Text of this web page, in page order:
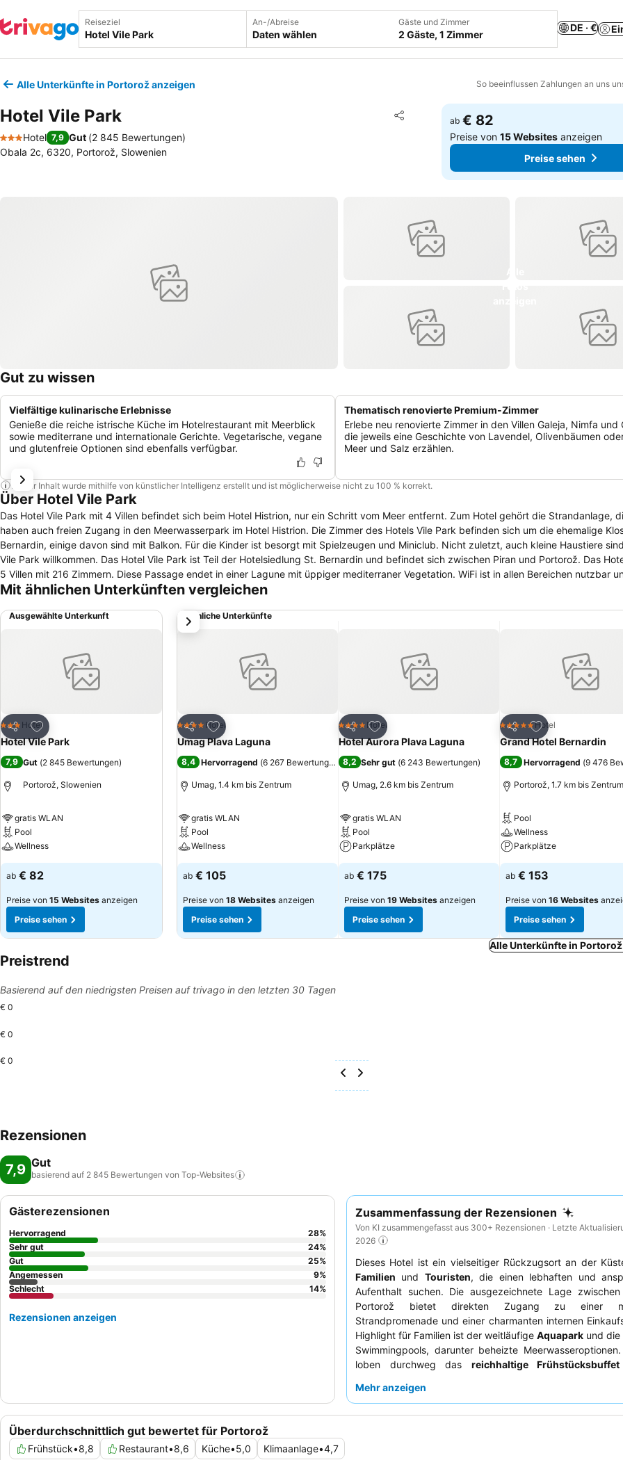
Reiseziel An-/Abreise
Daten wählen
Gäste und Zimmer
2 Gäste, 1 Zimmer
DE · €
Alle Unterkünfte in Portorož anzeigen So beeinflussen Zahlungen an uns
Hotel Vile Park Teilen
Zu Favoriten hinzufügen
3 Sterne
Hotel 7,9 Gut (2 845 Bewertungen)
Obala 2c, 6320, Portorož, Slowenien
ab € 82
Preise von15 Websites anzeigen
Preise sehen
Gut zu wissen
Vielfältige kulinarische Erlebnisse
Genieße die reiche istrische Küche im Hotelrestaurant mit Meerblick
sowie mediterrane und internationale Gerichte. Vegetarische, vegane
und glutenfreie Optionen sind ebenfalls verfügbar.
Thematisch renovierte Premium-Zimmer
Erlebe neu renovierte Zimmer in den Villen Galeja, Nimfa und
die jeweils eine Geschichte von Lavendel, Olivenbäumen
Meer und Salz erzählen.
Dieser Inhalt wurde mithilfe von künstlicher Intelligenz erstellt und ist möglicherweise nicht zu 100 % korrekt.
Über Hotel Vile Park
Das Hotel Vile Park mit 4 Villen befindet sich beim Hotel Histrion, nur ein Schritt vom Meer entfernt. Zum Hotel gehört die Strandanlage,
haben auch freien Zugang in den Meerwasserpark im Hotel Histrion. Die Zimmer des Hotels Vile Park befinden sich um die ehemalige
Bernardin, einige davon sind mit Balkon. Für die Kinder ist besorgt mit Spielzeugen und Miniclub. Nicht zuletzt, auch kleine Haustiere
Vile Park willkommen. Das Hotel Vile Park ist Teil der Hotelsiedlung St. Bernardin und befindet sich zwischen Piran und Portorož. Das Hotel verbindet
5 Villen mit 216 Zimmern. Diese Passage endet in einer Lagune mit üppiger mediterraner Vegetation. WiFi ist in allen Bereichen nutzbar
kostenlos. Kostenlose Parkplätze auf dem Parkplatz des Hotels.
Mit ähnlichen Unterkünften vergleichen
Ausgewählte Unterkunft
Teilen
Zu Favoriten hinzufügen
3 SterneHotel
Hotel Vile Park
7,9 Gut (2 845 Bewertungen)
Portorož, Slowenien
gratis WLAN
Pool
Wellness
ab € 82
Preise von 15 Websites anzeigen
Preise sehen
Ähnliche Unterkünfte
Teilen
Zu Favoriten hinzufügen
4 SterneHotel
Umag Plava Laguna
8,4 Hervorragend (6 267 Bewertungen)
Umag, 1.4 km bis Zentrum
gratis WLAN
Pool
Wellness
ab € 105
Preise von 18 Websites anzeigen
Preise sehen
Teilen
Zu Favoriten hinzufügen
4 SterneHotel
Hotel Aurora Plava Laguna
8,2 Sehr gut (6 243 Bewertungen)
Umag, 2.6 km bis Zentrum
gratis WLAN
Pool
Parkplätze
ab € 175
Preise von 19 Websites anzeigen
Preise sehen
Teilen
Zu Favoriten
5 Sterne Hotel
Grand Hotel Bernardin
8,7 Hervorragend (9 476
Portorož, 1.7 km bis Zentrum
Pool
Wellness
Parkplätze
ab € 153
Preise von 16 Websites
Preise sehen
weiter
Alle Unterkünfte in
Preistrend
Basierend auf den niedrigsten Preisen auf trivago in den letzten 30 Tagen
€ 0
€ 0
€ 0
Rezensionen
7,9 Gut
basierend auf 2 845 Bewertungen von Top-Websites
Zusammenfassung der Rezensionen
Von KI zusammengefasst aus 300+ Rezensionen · Letzte
2026
Dieses Hotel ist ein vielseitiger Rückzugsort an der
Familien und Touristen, die einen lebhaften und
Aufenthalt suchen. Die ausgezeichnete Lage
Portorož bietet direkten Zugang zu einer
Strandpromenade und einer charmanten internen
Highlight für Familien ist der weitläufige Aquapark und
Swimmingpools, darunter beheizte
loben durchweg das reichhaltige Frühstücksbuffet
verbessertes Erlebnis sollten Sie ein renoviertes Zimmer
Mehr anzeigen
Überdurchschnittlich gut bewertet für Portorož
Frühstück•8,8 Restaurant•8,6 Küche•5,0 Klimaanlage•4,7
Gästerezensionen
Hervorragend 28%
Sehr gut
24%
Gut
25%
Angemessen
9%
Schlecht
14%
Rezensionen anzeigen